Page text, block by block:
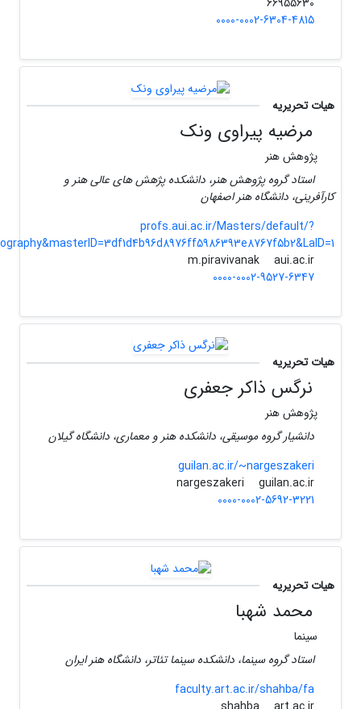
0000-0002-6304-4815
هیات تحریریه
مرضیه پیراوی ونک
پژوهش هنر
استاد گروه پژوهش هنر، دانشکده پژهش های عالی هنر و
کارآفرینی، دانشگاه هنر اصفهان
profs.aui.ac.ir/Masters/default/?
m.piravivanak
aui.ac.ir
0000-0002-9527-6347
هیات تحریریه
نرگس ذاکر جعفری
پژوهش هنر
دانشیار گروه موسیقی، دانشکده هنر و معماری، دانشگاه گیلان
guilan.ac.ir/~nargeszakeri
nargeszakeri
guilan.ac.ir
0000-0002-5692-3221
هیات تحریریه
محمد شهبا
سینما
استاد گروه سینما، دانشکده سینما تئاتر، دانشگاه هنر ایران
faculty.art.ac.ir/shahba/fa